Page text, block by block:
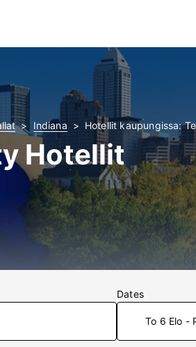
Indiana Hotellit kaupungissa:
Hotellit
Dates
To 6 Elo -